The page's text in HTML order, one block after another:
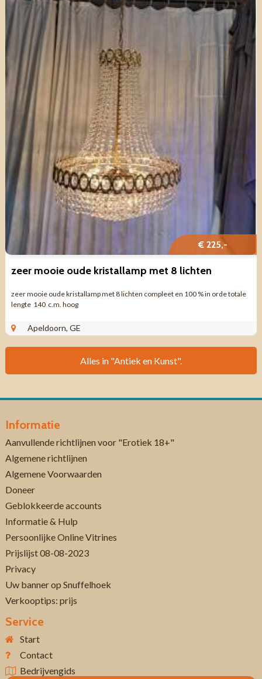
€ 225,-
zeer mooie oude kristallamp met 8 lichten
zeer mooie oude kristallamp met 8 lichten compleet en 100 % in orde totale
lengte 140 c.m. hoog
Apeldoorn, GE
Alles in "Antiek en Kunst".
Informatie
Aanvullende richtlijnen voor "Erotiek 18+"
Algemene richtlijnen
Algemene Voorwaarden
Doneer
Geblokkeerde accounts
Informatie & Hulp
Persoonlijke Online Vitrines
Prijslijst 08-08-2023
Privacy
Uw banner op Snuffelhoek
Verkooptips: prijs
Service
Start
Contact
Bedrijvengids